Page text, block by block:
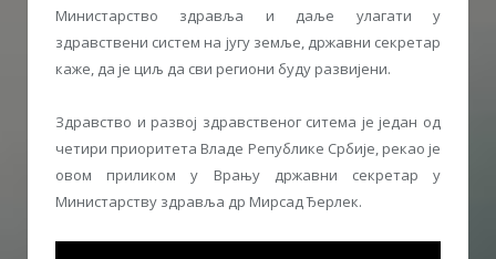
Министарство здравља и даље улагати у
здравствени систем на југу земље, државни секретар
каже, да је циљ да сви региони буду развијени.
Здравство и развој здравственог ситема је један од
четири приоритета Владе Републике Србије, рекао је
овом приликом у Врању државни секретар у
Министарству здравља др Мирсад Ђерлек.